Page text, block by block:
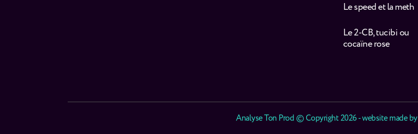
Le speed et la meth
Le 2-CB, tucibi ou
cocaïne rose
Analyse Ton Prod © Copyright 2026 - website made by